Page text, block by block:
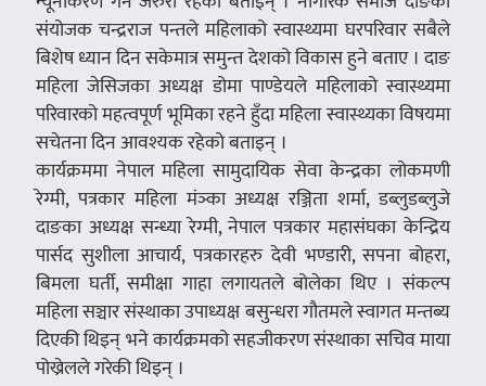
संयोजक चन्द्रराज पन्तले महिलाको स्वास्थ्यमा घरपरिवार सबैले
बिशेष ध्यान दिन सकेमात्र समुन्त देशको विकास हुने बताए । दाङ
महिला जेसिजका अध्यक्ष डोमा पाण्डेयले महिलाको स्वास्थ्यमा
परिवारको महत्वपूर्ण भूमिका रहने हुँदा महिला स्वास्थ्यका विषयमा
सचेतना दिन आवश्यक रहेको बताइन् ।
कार्यक्रममा नेपाल महिला सामुदायिक सेवा केन्द्रका लोकमणी
रेग्मी, पत्रकार महिला मंञ्का अध्यक्ष रञ्जिता शर्मा, डब्लुडब्लुजे
दाङका अध्यक्ष सन्ध्या रेग्मी, नेपाल पत्रकार महासंघका केन्द्रिय
पार्सद सुशीला आचार्य, पत्रकारहरु देवी भण्डारी, सपना बोहरा,
बिमला घर्ती, समीक्षा गाहा लगायतले बोलेका थिए । संकल्प
महिला सञ्चार संस्थाका उपाध्यक्ष बसुन्धरा गौतमले स्वागत मन्तब्य
दिएकी थिइन् भने कार्यक्रमको सहजीकरण संस्थाका सचिव माया
पोख्रेलले गरेकी थिइन् ।